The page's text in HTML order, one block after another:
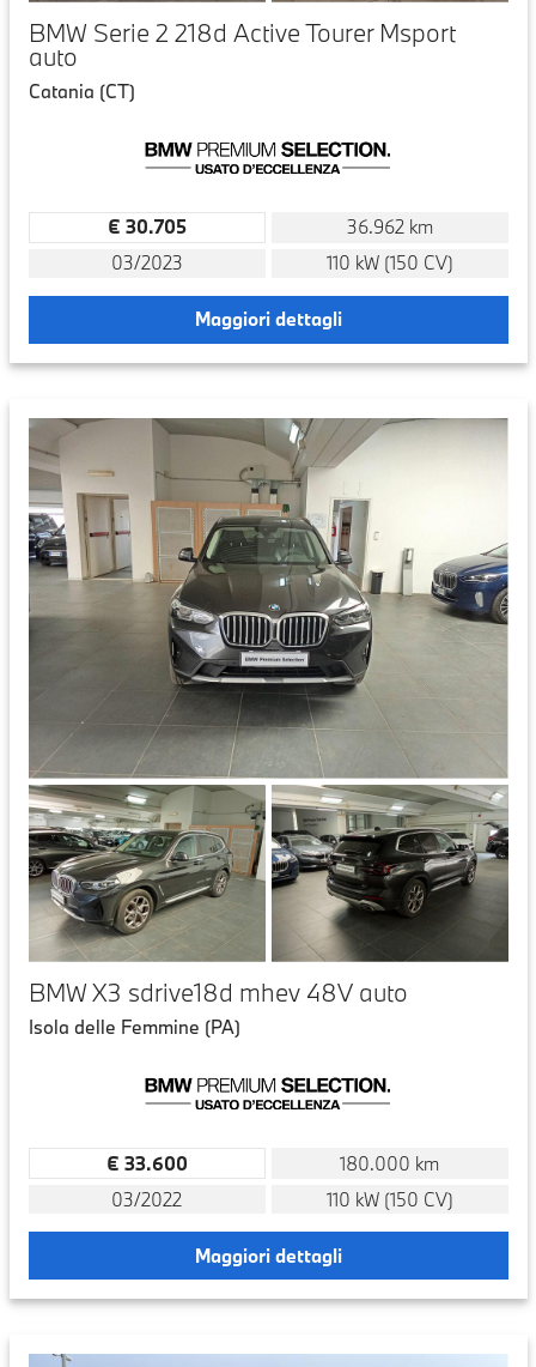
BMW Serie 2 218d Active Tourer Msport
auto
Catania (CT)
€ 30.705
36.962 km
03/2023
110 kW (150 CV)
Maggiori dettagli
BMW X3 sdrive18d mhev 48V auto
Isola delle Femmine (PA)
€ 33.600
180.000 km
03/2022
110 kW (150 CV)
Maggiori dettagli